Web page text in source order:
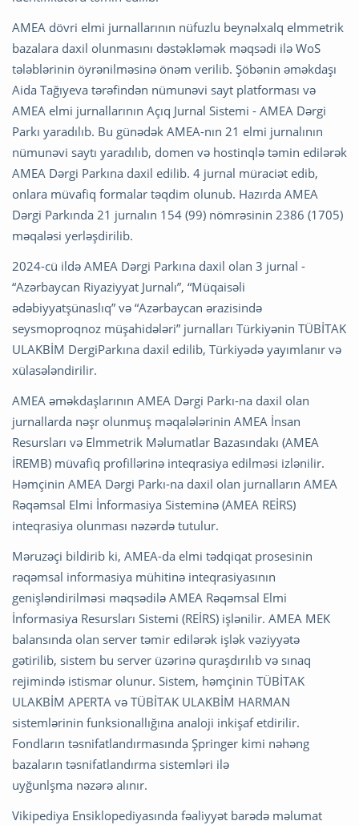
AMEA dövri elmi jurnallarının nüfuzlu beynəlxalq elmmetrik
bazalara daxil olunmasını dəstəkləmək məqsədi ilə WoS
tələblərinin öyrənilməsinə önəm verilib. Şöbənin əməkdaşı
Aida Tağıyeva tərəfindən nümunəvi sayt platforması və
AMEA elmi jurnallarının Açıq Jurnal Sistemi - AMEA Dərgi
Parkı yaradılıb. Bu günədək AMEA-nın 21 elmi jurnalının
nümunəvi saytı yaradılıb, domen və hostinqlə təmin edilərək
AMEA Dərgi Parkına daxil edilib. 4 jurnal müraciət edib,
onlara müvafiq formalar təqdim olunub. Hazırda AMEA
Dərgi Parkında 21 jurnalın 154 (99) nömrəsinin 2386 (1705)
məqaləsi yerləşdirilib.
2024-cü ildə AMEA Dərgi Parkına daxil olan 3 jurnal -
“Azərbaycan Riyaziyyat Jurnalı”, “Müqaisəli
ədəbiyyatşünaslıq” və “Azərbaycan ərazisində
seysmoproqnoz müşahidələri” jurnalları Türkiyənin TÜBİTAK
ULAKBİM DergiParkına daxil edilib, Türkiyədə yayımlanır və
xülasələndirilir.
AMEA əməkdaşlarının AMEA Dərgi Parkı-na daxil olan
jurnallarda nəşr olunmuş məqalələrinin AMEA İnsan
Resursları və Elmmetrik Məlumatlar Bazasındakı (AMEA
İREMB) müvafiq profillərinə inteqrasiya edilməsi izlənilir.
Həmçinin AMEA Dərgi Parkı-na daxil olan jurnalların AMEA
Rəqəmsal Elmi İnformasiya Sisteminə (AMEA REİRS)
inteqrasiya olunması nəzərdə tutulur.
Məruzəçi bildirib ki, AMEA-da elmi tədqiqat prosesinin
rəqəmsal informasiya mühitinə inteqrasiyasının
genişləndirilməsi məqsədilə AMEA Rəqəmsal Elmi
İnformasiya Resursları Sistemi (REİRS) işlənilir. AMEA MEK
balansında olan server təmir edilərək işlək vəziyyətə
gətirilib, sistem bu server üzərinə quraşdırılıb və sınaq
rejimində istismar olunur. Sistem, həmçinin TÜBİTAK
ULAKBİM APERTA və TÜBİTAK ULAKBİM HARMAN
sistemlərinin funksionallığına analoji inkişaf etdirilir.
Fondların təsnifatlandırmasında Şpringer kimi nəhəng
bazaların təsnifatlandırma sistemləri ilə
uyğunlşma nəzərə alınır.
Vikipediya Ensiklopediyasında fəaliyyət barədə məlumat